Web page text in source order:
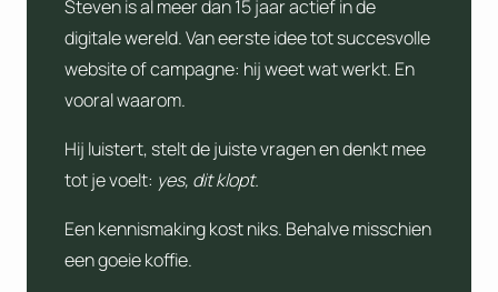
Steven is al meer dan 15 jaar actief in de
digitale wereld. Van eerste idee tot succesvolle
website of campagne: hij weet wat werkt. En
vooral waarom.
Hij luistert, stelt de juiste vragen en denkt mee
tot je voelt: yes, dit klopt.
Een kennismaking kost niks. Behalve misschien
een goeie koffie.